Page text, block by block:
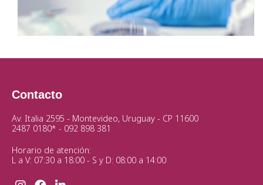
Contacto
Av. Italia 2595 - Montevideo, Uruguay - CP 11600
2487 0180* - 092 898 381
Horario de atención:
L a V: 07:30 a 18:00 - S y D: 08:00 a 14:00